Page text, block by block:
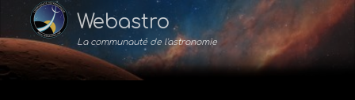
Webastro
La communauté de l'astronomie